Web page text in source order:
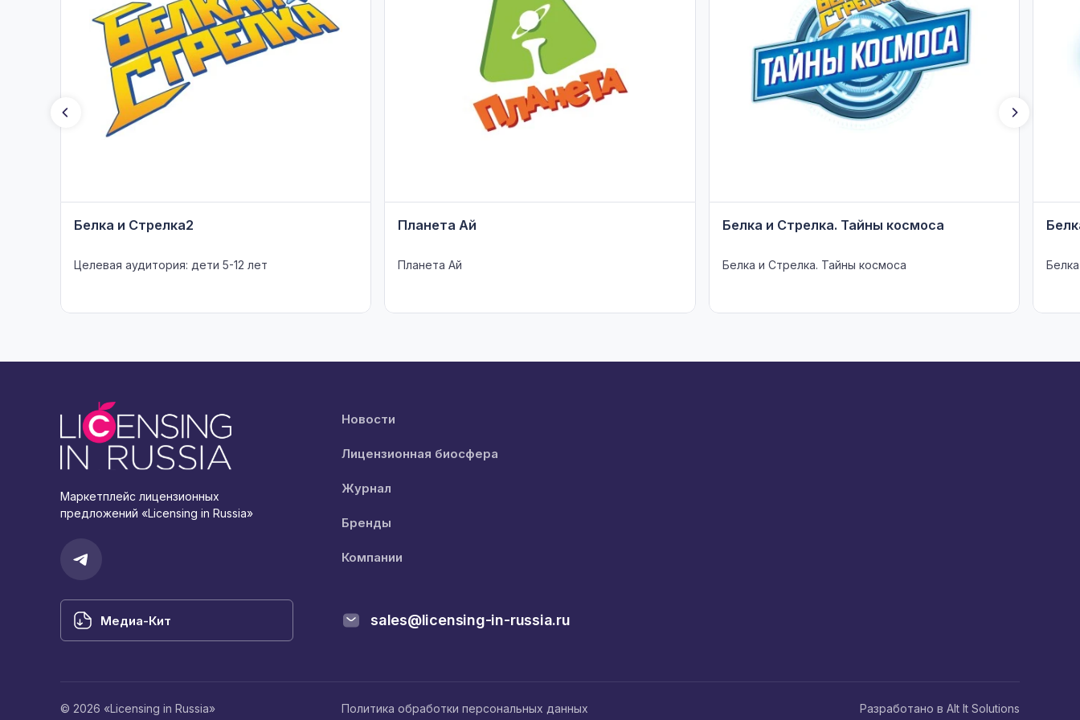
Белка и Стрелка2
Целевая аудитория: дети 5-12 лет
Планета Ай
Планета Ай
Белка и Стрелка. Тайны космоса
Белка и Стрелка. Тайны космоса
Маркетплейс лицензионных
предложений «Licensing in Russia»
Новости
Лицензионная биосфера
Журнал
Бренды
Компании
sales@licensing-in-russia.ru
Медиа-Кит
© 2026 «Licensing in Russia» Политика обработки персональных данных Разработано в Alt It Solutions